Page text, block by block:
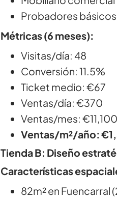
Probadores
Métricas (6 meses):
Visitas/día: 48
Conversión: 11.5%
Ticket medio: €67
Ventas/día: €370
Ventas/mes: €11,100
Ventas/m²/año:
Tienda B: Diseño
Características
82m² en